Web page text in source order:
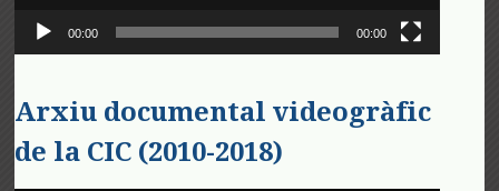
00:00 00:00
Arxiu documental videogràfic
de la CIC (2010-2018)